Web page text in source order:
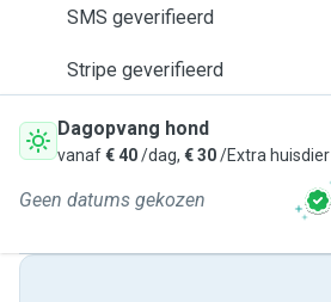
SMS geverifieerd
Stripe geverifieerd
Dagopvang hond
vanaf€ 40/dag, € 30/Extra huisdier
Geen datums gekozen